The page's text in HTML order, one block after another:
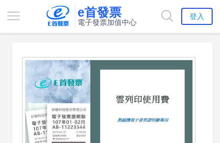
e首發票
電子發票加值中心
登入